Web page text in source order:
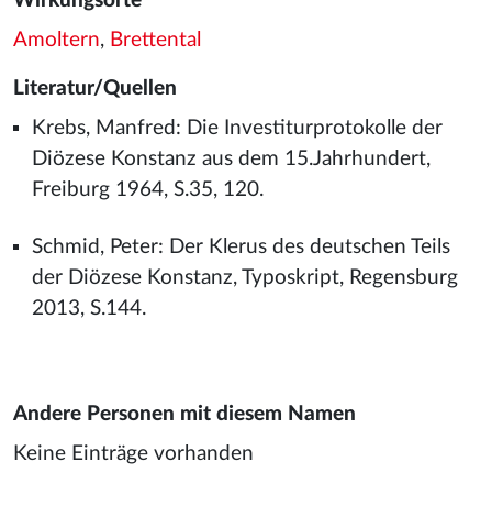
Amoltern, Brettental
Literatur/Quellen
Krebs, Manfred: Die Investiturprotokolle der
Diözese Konstanz aus dem 15.Jahrhundert,
Freiburg 1964, S.35, 120.
Schmid, Peter: Der Klerus des deutschen Teils
der Diözese Konstanz, Typoskript, Regensburg
2013, S.144.
Andere Personen mit diesem Namen
Keine Einträge vorhanden